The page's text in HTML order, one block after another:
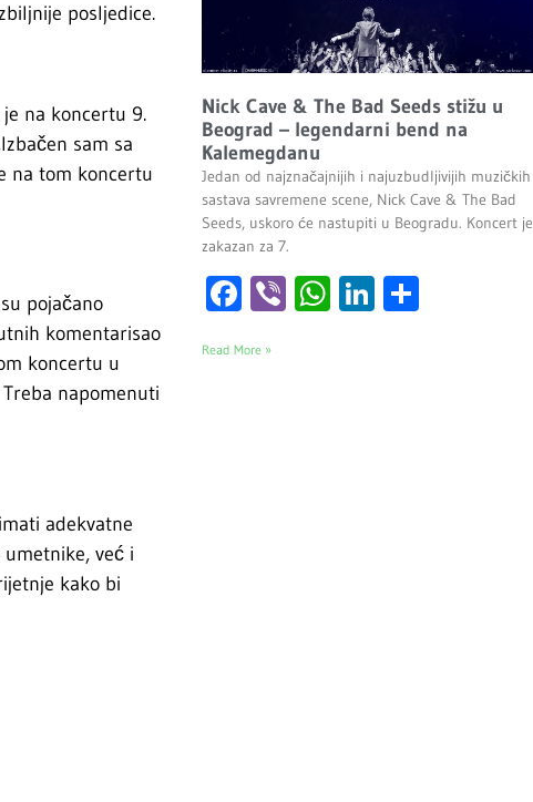
posljedice.
na koncertu 9.
sam sa
na tom koncertu
pojačano
komentarisao
koncertu u
napomenuti
adekvatne
umetnike, već i
kako bi
Nick Cave & The Bad Seeds stižu u
Beograd – legendarni bend na
Kalemegdanu
Jedan od najznačajnijih i najuzbudljivijih muzičkih
sastava savremene scene, Nick Cave & The Bad
Seeds, uskoro će nastupiti u Beogradu. Koncert je
zakazan za 7.
Facebook
ViberWhatsApp
LinkedIn
Read More »